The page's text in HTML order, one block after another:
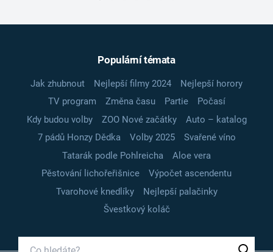
Populární témata
Jak zhubnout Nejlepší filmy 2024
Nejlepší horory
TV program
Změna času Partie
Počasí
Kdy budou volby
ZOO Nové začátky
Auto – katalog
7 pádů Honzy Dědka
Volby 2025
Svařené víno
Tatarák podle Pohlreicha
Aloe vera
Pěstování lichořeřišnice
Výpočet ascendentu
Tvarohové knedlíky
Nejlepší palačinky
Švestkový koláč